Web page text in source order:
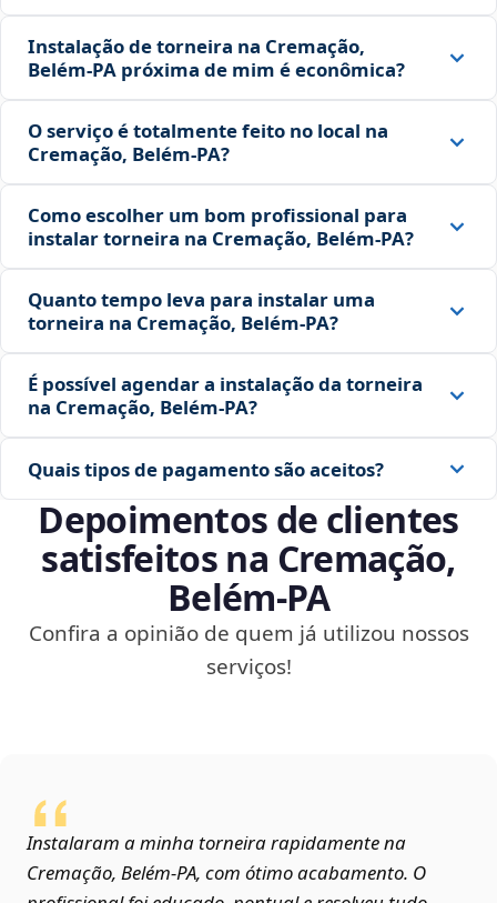
Instalação de torneira na Cremação,
Belém‑PA próxima de mim é econômica?
O serviço é totalmente feito no local na
Cremação, Belém‑PA?
Como escolher um bom profissional para
instalar torneira na Cremação, Belém‑PA?
Quanto tempo leva para instalar uma
torneira na Cremação, Belém‑PA?
É possível agendar a instalação da torneira
na Cremação, Belém‑PA?
Quais tipos de pagamento são aceitos?
Depoimentos de clientes
satisfeitos na Cremação,
Belém‑PA
Confira a opinião de quem já utilizou nossos
serviços!
Instalaram a minha torneira rapidamente na
Cremação, Belém‑PA, com ótimo acabamento. O